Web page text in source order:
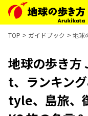
TOP ガイドブック 地球
地球の歩き方
t、ランキン
tyle、島旅、